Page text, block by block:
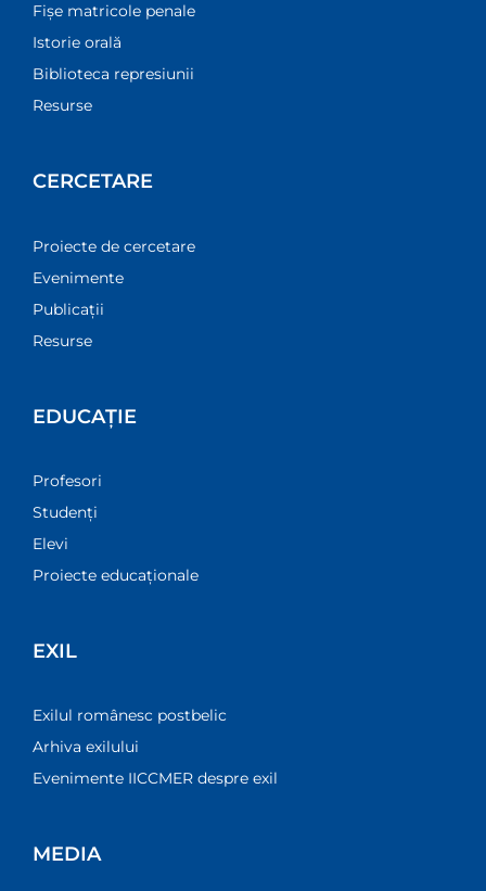
Fișe matricole penale
Istorie orală
Biblioteca represiunii
Resurse
CERCETARE
Proiecte de cercetare
Evenimente
Publicații
Resurse
EDUCAȚIE
Profesori
Studenți
Elevi
Proiecte educaționale
EXIL
Exilul românesc postbelic
Arhiva exilului
Evenimente IICCMER despre exil
MEDIA